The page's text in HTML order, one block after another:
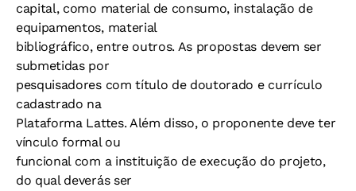
capital, como material de consumo, instalação de
equipamentos, material
bibliográfico, entre outros. As propostas devem ser
submetidas por
pesquisadores com título de doutorado e currículo
cadastrado na
Plataforma Lattes. Além disso, o proponente deve ter
vínculo formal ou
funcional com a instituição de execução do projeto,
do qual deverás ser